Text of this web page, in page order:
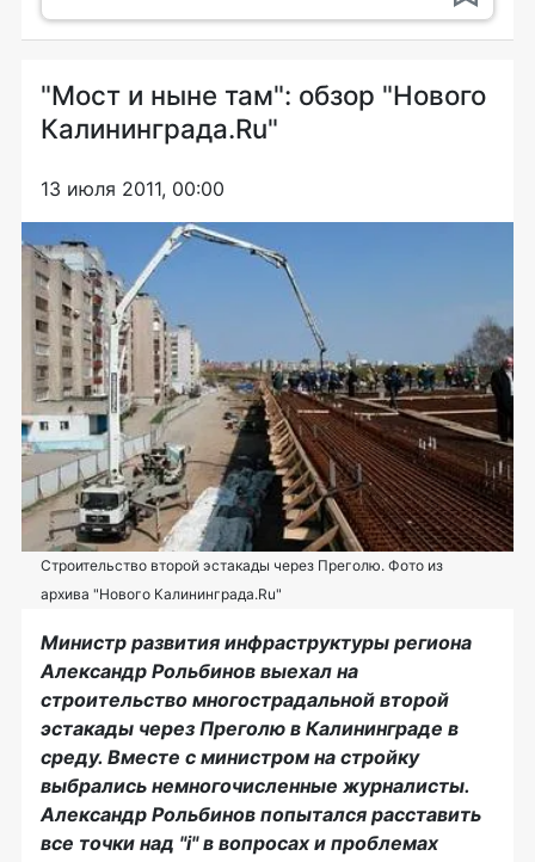
"Мост и ныне там": обзор "Нового
Калининграда.Ru"
13 июля 2011, 00:00
Строительство второй эстакады через Преголю. Фото из
архива "Нового Калининграда.Ru"
Министр развития инфраструктуры региона
Александр Рольбинов выехал на
строительство многострадальной второй
эстакады через Преголю в Калининграде в
среду. Вместе с министром на стройку
выбрались немногочисленные журналисты.
Александр Рольбинов попытался расставить
все точки над "i" в вопросах и проблемах